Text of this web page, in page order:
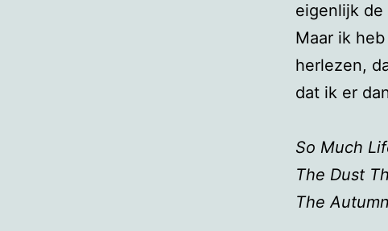
eigenlijk
Maar ik
herlezen,
dat ik er
So Much
The
The